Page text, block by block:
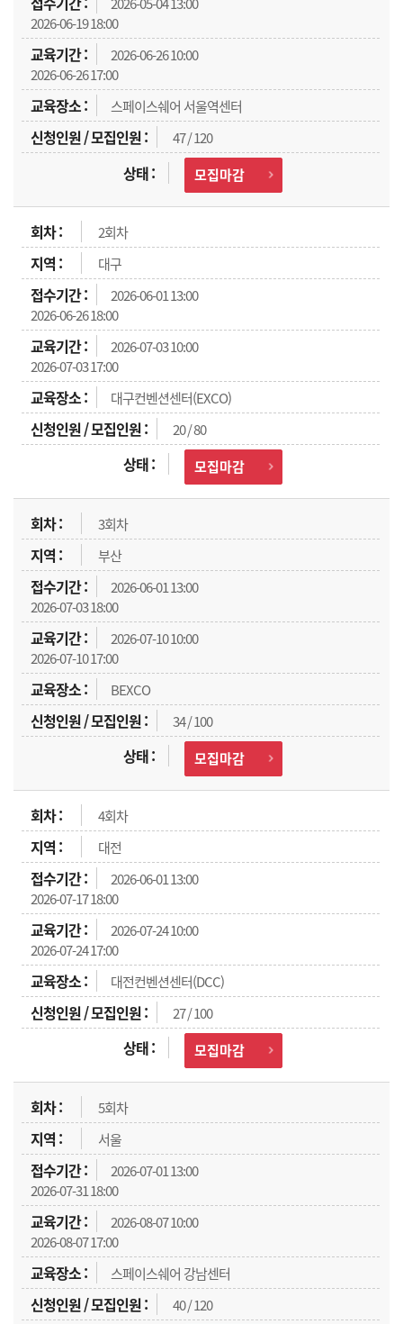
2026-06-19 18:00
2026-06-26 10:00
2026-06-26 17:00
스페이스쉐어 서울역센터
47 / 120
모집마감
2회차
대구
2026-06-01 13:00
2026-06-26 18:00
2026-07-03 10:00
2026-07-03 17:00
대구컨벤션센터(EXCO)
20 / 80
모집마감
3회차
부산
2026-06-01 13:00
2026-07-03 18:00
2026-07-10 10:00
2026-07-10 17:00
BEXCO
34 / 100
모집마감
4회차
대전
2026-06-01 13:00
2026-07-17 18:00
2026-07-24 10:00
2026-07-24 17:00
대전컨벤션센터(DCC)
27 / 100
모집마감
5회차
서울
2026-07-01 13:00
2026-07-31 18:00
2026-08-07 10:00
2026-08-07 17:00
스페이스쉐어 강남센터
40 / 120